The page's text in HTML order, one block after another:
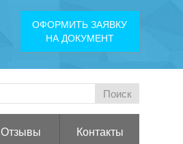
ОФОРМИТЬ ЗАЯВКУ
НА ДОКУМЕНТ
Отзывы Контакты